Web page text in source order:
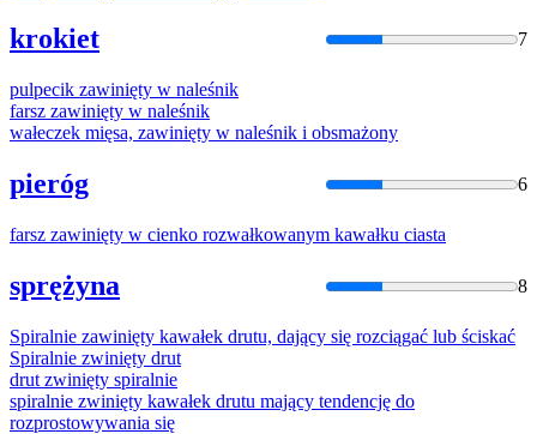
krokiet 7
pulpecik zawinięty w naleśnik
farsz zawinięty w naleśnik
wałeczek mięsa, zawinięty w naleśnik i obsmażony
pieróg 6
farsz zawinięty w cienko rozwałkowanym kawałku ciasta
sprężyna 8
Spiralnie zawinięty kawałek drutu, dający się rozciągać lub ściskać
Spiralnie zwinięty drut
drut zwinięty spiralnie
spiralnie zwinięty kawałek drutu mający tendencję do
rozprostowywania się